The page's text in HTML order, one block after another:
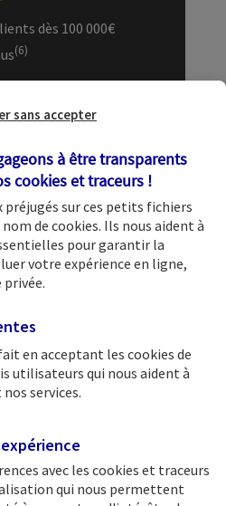
dès 100 000€
(6)
patrimoine dans
et services exslusifs
chaque
et services
Être à vos côtés
projets est notre
sans accepter
à être transparents
cookies et traceurs !
sur ces petits fichiers
de cookies. Ils nous aident à
pour garantir la
votre expérience en ligne,
privée.
en acceptant les cookies de
utilisateurs qui nous aident à
services.
avec les cookies et traceurs
qui nous permettent